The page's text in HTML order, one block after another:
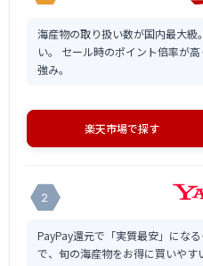
海産物の取り扱い数が国内最大
い。 セール時のポイント倍率が
強み。
楽天市場で探す
2
PayPay還元で「実質最安」にな
で、旬の海産物をお得に買いやす